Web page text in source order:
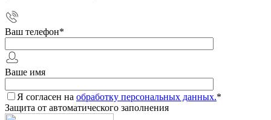
Ваш телефон*
Ваше имя
Я согласен на обработку персональных данных.*
Защита от автоматического заполнения